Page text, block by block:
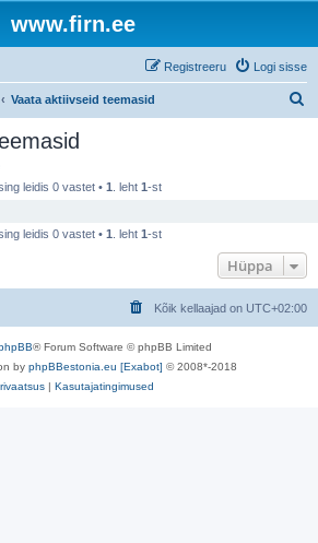
www.firn.ee
Logi sisse
Registreeru
Vaata aktiivseid teemasid
leidis 0 vastet • 1 . leht 1-st
leidis 0 vastet • 1 . leht 1-st
Hüppa
Kõik kellaajad on UTC+02:00
® Forum Software © phpBB Limited
by phpBBestonia.eu [Exabot] © 2008*-2018
| Kasutajatingimused